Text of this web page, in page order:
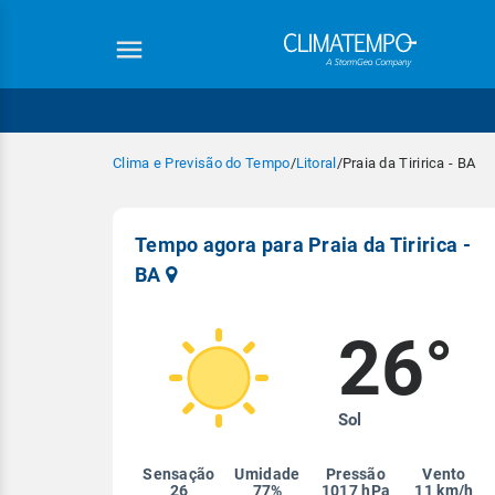
Clima e Previsão do Tempo/Litoral /Praia da Tiririca - BA
Tempo agora para Praia da Tiririca -
BA
26°
Sol
Sensação
26
Umidade
77%
Pressão
1017 hPa
Vento
11 km/h
Equipe